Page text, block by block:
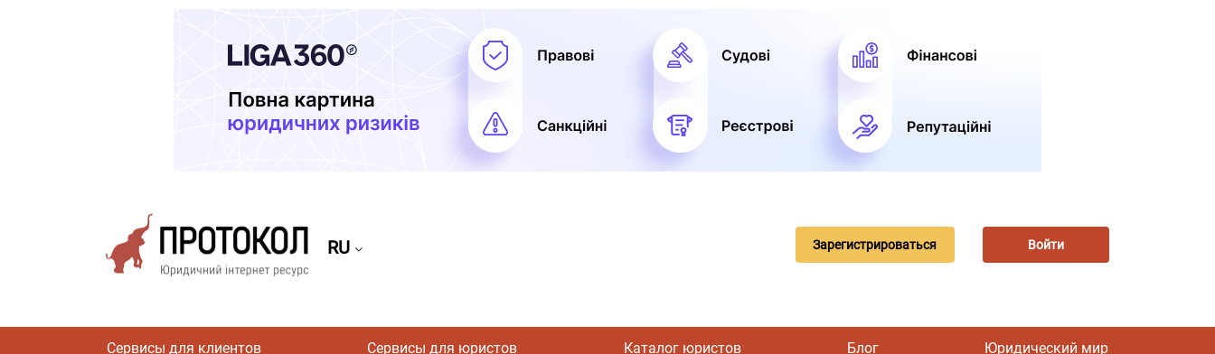
RU Зарегистрироваться Войти
Сервисы для клиентов Сервисы для юристов Каталог юристов Блог Юридический мир